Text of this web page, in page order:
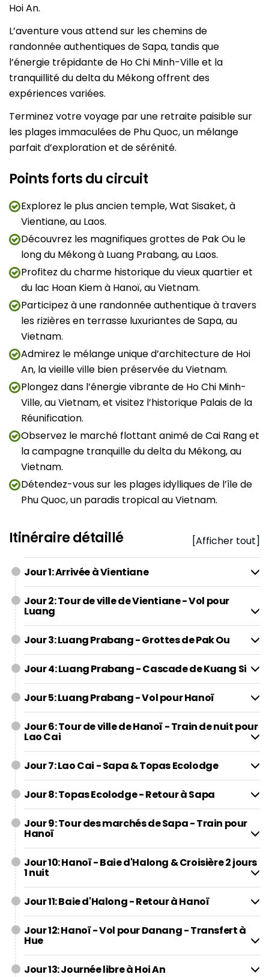
Hoi An.
L’aventure vous attend sur les chemins de
randonnée authentiques de Sapa, tandis que
l’énergie trépidante de Ho Chi Minh-Ville et la
tranquillité du delta du Mékong offrent des
expériences variées.
Terminez votre voyage par une retraite paisible sur
les plages immaculées de Phu Quoc, un mélange
parfait d’exploration et de sérénité.
Points forts du circuit
Explorez le plus ancien temple, Wat Sisaket, à
Vientiane, au Laos.
Découvrez les magnifiques grottes de Pak Ou le
long du Mékong à Luang Prabang, au Laos.
Profitez du charme historique du vieux quartier et
du lac Hoan Kiem à Hanoï, au Vietnam.
Participez à une randonnée authentique à travers
les rizières en terrasse luxuriantes de Sapa, au
Vietnam.
Admirez le mélange unique d’architecture de Hoi
An, la vieille ville bien préservée du Vietnam.
Plongez dans l’énergie vibrante de Ho Chi Minh-
Ville, au Vietnam, et visitez l’historique Palais de la
Réunification.
Observez le marché flottant animé de Cai Rang et
la campagne tranquille du delta du Mékong, au
Vietnam.
Détendez-vous sur les plages idylliques de l’île de
Phu Quoc, un paradis tropical au Vietnam.
Itinéraire détaillé [Afficher tout]
Jour 1: Arrivée à Vientiane
Jour 2: Tour de ville de Vientiane - Vol pour
Luang
Jour 3: Luang Prabang - Grottes de Pak Ou
Jour 4: Luang Prabang - Cascade de Kuang Si
Jour 5: Luang Prabang - Vol pour Hanoï
Jour 6: Tour de ville de Hanoï - Train de nuit pour
Lao Cai
Jour 7: Lao Cai - Sapa & Topas Ecolodge
Jour 8: Topas Ecolodge - Retour à Sapa
Jour 9: Tour des marchés de Sapa - Train pour
Hanoï
Jour 10: Hanoï - Baie d'Halong & Croisière 2 jours
1 nuit
Jour 11: Baie d'Halong - Retour à Hanoï
Jour 12: Hanoï - Vol pour Danang - Transfert à
Hue
Jour 13: Journée libre à Hoi An